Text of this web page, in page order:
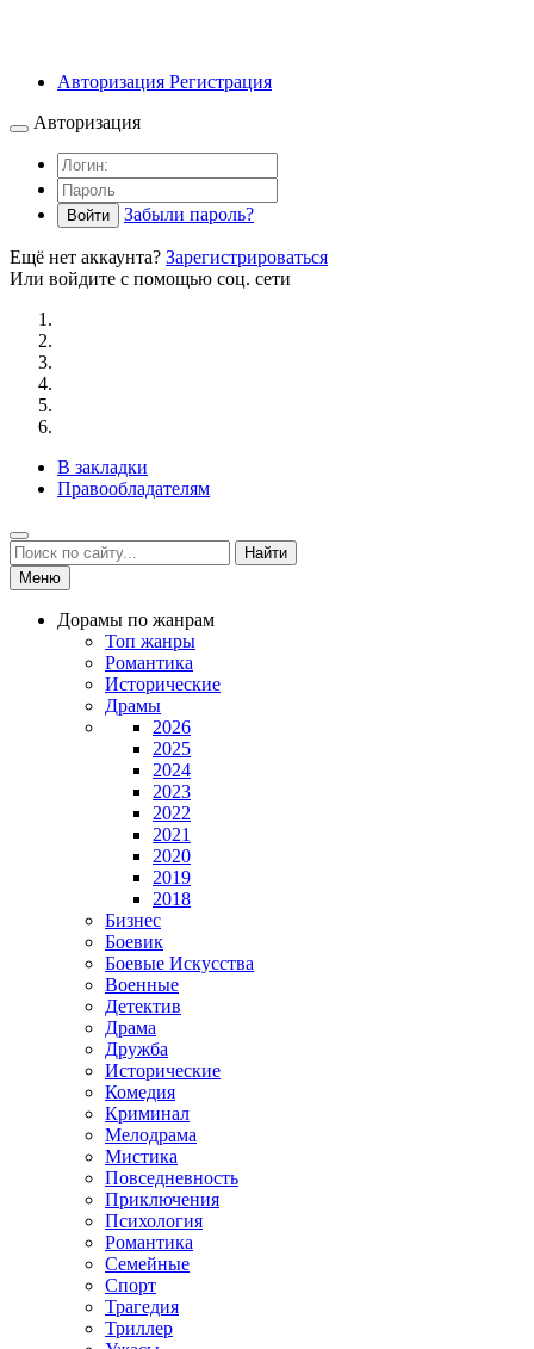
Авторизация Регистрация
Авторизация
Войти Забыли пароль?
Ещё нет аккаунта? Зарегистрироваться
Или войдите с помощью соц. сети
В закладки
Правообладателям
Найти
Меню
Дорамы по жанрам
Топ жанры
Романтика
Исторические
Драмы
2026
2025
2024
2023
2022
2021
2020
2019
2018
Бизнес
Боевик
Боевые Искусства
Военные
Детектив
Драма
Дружба
Исторические
Комедия
Криминал
Мелодрама
Мистика
Повседневность
Приключения
Психология
Романтика
Семейные
Спорт
Трагедия
Триллер